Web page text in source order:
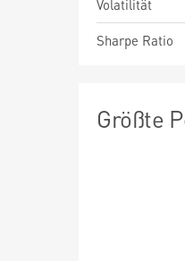
Volatilität
Sharpe Ratio
Größte